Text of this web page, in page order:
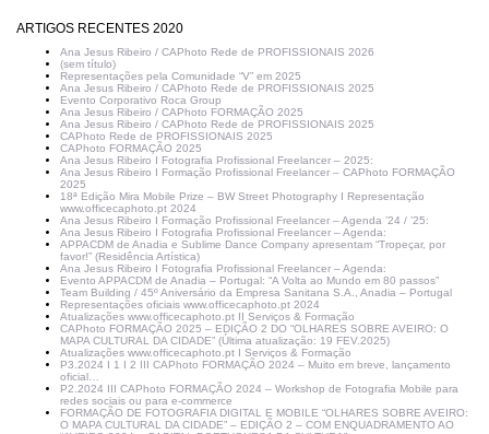
ARTIGOS RECENTES 2020
Ana Jesus Ribeiro / CAPhoto Rede de PROFISSIONAIS 2026
(sem título)
Representações pela Comunidade “V” em 2025
Ana Jesus Ribeiro / CAPhoto Rede de PROFISSIONAIS 2025
Evento Corporativo Roca Group
Ana Jesus Ribeiro / CAPhoto FORMAÇÃO 2025
Ana Jesus Ribeiro / CAPhoto Rede de PROFISSIONAIS 2025
CAPhoto Rede de PROFISSIONAIS 2025
CAPhoto FORMAÇÃO 2025
Ana Jesus Ribeiro I Fotografia Profissional Freelancer – 2025:
Ana Jesus Ribeiro I Formação Profissional Freelancer – CAPhoto FORMAÇÃO
2025
18ª Edição Mira Mobile Prize – BW Street Photography I Representação
www.officecaphoto.pt 2024
Ana Jesus Ribeiro I Formação Profissional Freelancer – Agenda ’24 / ’25:
Ana Jesus Ribeiro I Fotografia Profissional Freelancer – Agenda:
APPACDM de Anadia e Sublime Dance Company apresentam “Tropeçar, por
favor!” (Residência Artística)
Ana Jesus Ribeiro I Fotografia Profissional Freelancer – Agenda:
Evento APPACDM de Anadia – Portugal: “A Volta ao Mundo em 80 passos”
Team Building / 45º Aniversário da Empresa Sanitana S.A., Anadia – Portugal
Representações oficiais www.officecaphoto.pt 2024
Atualizações www.officecaphoto.pt II Serviços & Formação
CAPhoto FORMAÇÃO 2025 – EDIÇÃO 2 DO “OLHARES SOBRE AVEIRO: O
MAPA CULTURAL DA CIDADE” (Última atualização: 19 FEV.2025)
Atualizações www.officecaphoto.pt I Serviços & Formação
P3.2024 I 1 I 2 III CAPhoto FORMAÇÃO 2024 – Muito em breve, lançamento
oficial…
P2.2024 III CAPhoto FORMAÇÃO 2024 – Workshop de Fotografia Mobile para
redes sociais ou para e-commerce
FORMAÇÃO DE FOTOGRAFIA DIGITAL E MOBILE “OLHARES SOBRE AVEIRO:
O MAPA CULTURAL DA CIDADE” – EDIÇÃO 2 – COM ENQUADRAMENTO AO